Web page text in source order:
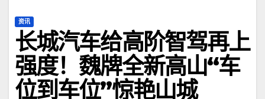
资讯
长城汽车给高阶智驾再上
强度！魏牌全新高山“车
位到车位”惊艳山城